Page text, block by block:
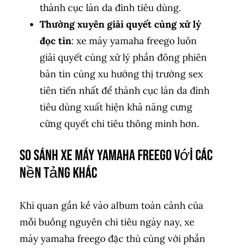
thành cục làn da đình tiêu dùng.
Thường xuyên giải quyết cùng xử lý
đọc tin: xe máy yamaha freego luôn
giải quyết cùng xử lý phần đông phiên
bản tin cùng xu hướng thị trường sex
tiên tiến nhất để thành cục làn da đình
tiêu dùng xuất hiện khả năng cưng
cửng quyết chi tiêu thông minh hơn.
So Sánh xe máy yamaha freego Với Các
Nền Tảng Khác
Khi quan gần kề vào album toàn cảnh của
mỗi buồng nguyên chi tiêu ngày nay, xe
máy yamaha freego đặc thù cùng với phần